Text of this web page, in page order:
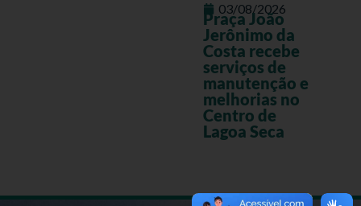
03/08/2026
Praça João
Jerônimo da
Costa recebe
serviços de
manutenção e
melhorias no
Centro de
Lagoa Seca